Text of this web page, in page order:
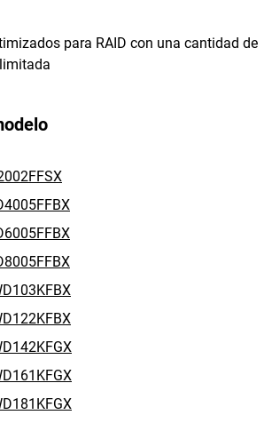
para RAID con una cantidad de